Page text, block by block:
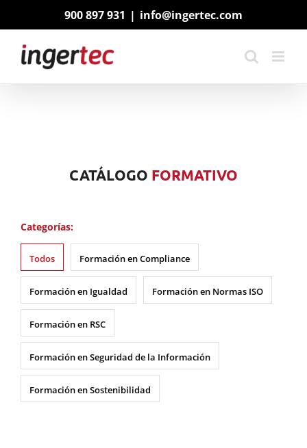
900 897 931 | info@ingertec.com
CATÁLOGO FORMATIVO
Categorías:
Todos Formación en Compliance
Formación en Igualdad Formación en Normas ISO
Formación en RSC
Formación en Seguridad de la Información
Formación en Sostenibilidad